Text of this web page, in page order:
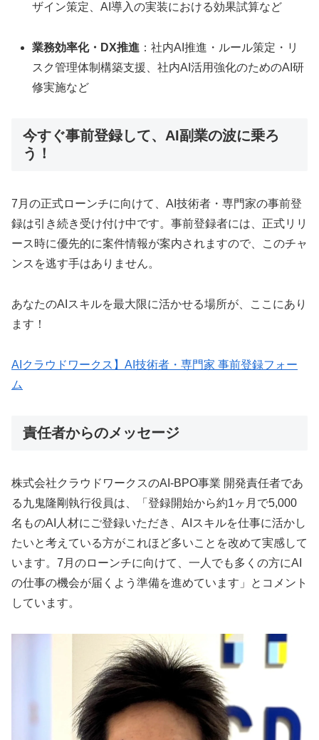
ザイン策定、AI導入の実装における効果試算など
業務効率化・DX推進 ：社内AI推進・ルール策定・リ
スク管理体制構築支援、社内AI活用強化のためのAI研
修実施など
今すぐ事前登録して、AI副業の波に乗ろ
う！
7月の正式ローンチに向けて、AI技術者・専門家の事前登
録は引き続き受け付け中です。事前登録者には、正式リリ
ース時に優先的に案件情報が案内されますので、このチャ
ンスを逃す手はありません。
あなたのAIスキルを最大限に活かせる場所が、ここにあり
ます！
AIクラウドワークス】AI技術者・専門家 事前登録フォー
ム
責任者からのメッセージ
株式会社クラウドワークスのAI-BPO事業 開発責任者であ
る九鬼隆剛執行役員は、「登録開始から約1ヶ月で5,000
名ものAI人材にご登録いただき、AIスキルを仕事に活かし
たいと考えている方がこれほど多いことを改めて実感して
います。7月のローンチに向けて、一人でも多くの方にAI
の仕事の機会が届くよう準備を進めています」とコメント
しています。